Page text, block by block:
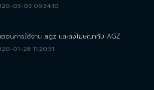
03-03 09:34:10
อนการใช้งาน agz และลงโฆษณากับ AGZ
01-28 11:20:51